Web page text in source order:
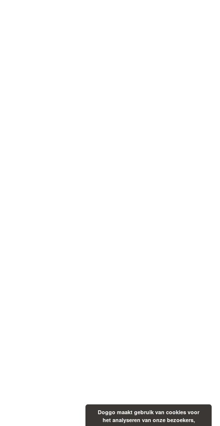
Doggo maakt gebruik van cookies voor
het analyseren van onze bezoekers,